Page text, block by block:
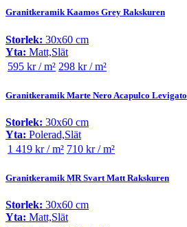
Granitkeramik Kaamos Grey Rakskuren
Storlek: 30x60 cm
Yta: Matt,Slät
595 kr / m² 298 kr / m²
Granitkeramik Marte Nero Acapulco Levigato
Storlek: 30x60 cm
Yta: Polerad,Slät
1 419 kr / m² 710 kr / m²
Granitkeramik MR Svart Matt Rakskuren
Storlek: 30x60 cm
Yta: Matt,Slät